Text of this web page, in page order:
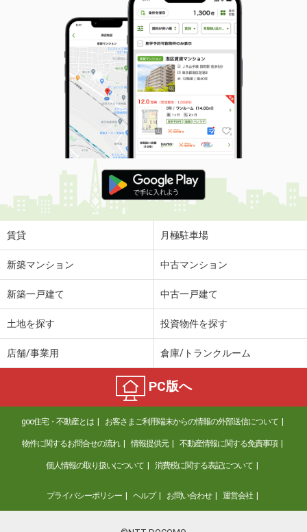
賃貸 月極駐車場
新築マンション 中古マンション
新築一戸建て 中古一戸建て
土地を探す 投資物件を探す
店舗/事業用 倉庫/トランクルーム
PC版へ
goo住宅・不動産とは お客さまご利用端末からの情報の外部送信について
物件に関するお問合せの流れ 情報提供元 不動産情報に関する免責事項
個人情報の取り扱いについて 消費税に関する表記について
プライバシーポリシー ヘルプ お問い合わせ 運営会社